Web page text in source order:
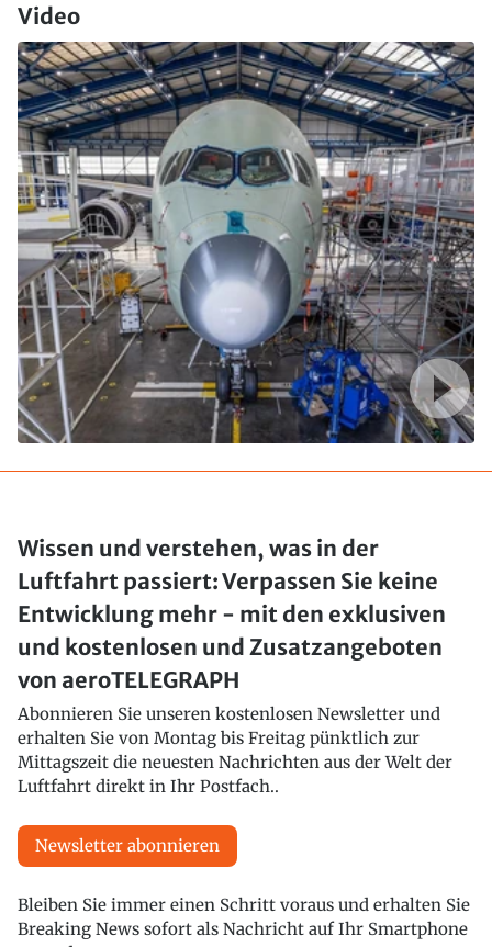
Video
Wissen und verstehen, was in der
Luftfahrt passiert: Verpassen Sie keine
Entwicklung mehr - mit den exklusiven
und kostenlosen und Zusatzangeboten
von aeroTELEGRAPH
Abonnieren Sie unseren kostenlosen Newsletter und
erhalten Sie von Montag bis Freitag pünktlich zur
Mittagszeit die neuesten Nachrichten aus der Welt der
Luftfahrt direkt in Ihr Postfach..
Newsletter abonnieren
Bleiben Sie immer einen Schritt voraus und erhalten Sie
Breaking News sofort als Nachricht auf Ihr Smartphone